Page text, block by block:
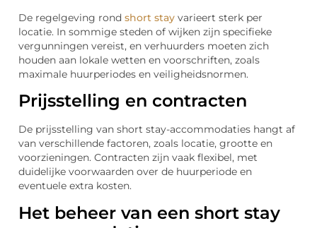
De regelgeving rond short stay varieert sterk per
locatie. In sommige steden of wijken zijn specifieke
vergunningen vereist, en verhuurders moeten zich
houden aan lokale wetten en voorschriften, zoals
maximale huurperiodes en veiligheidsnormen.
Prijsstelling en contracten
De prijsstelling van short stay-accommodaties hangt af
van verschillende factoren, zoals locatie, grootte en
voorzieningen. Contracten zijn vaak flexibel, met
duidelijke voorwaarden over de huurperiode en
eventuele extra kosten.
Het beheer van een short stay